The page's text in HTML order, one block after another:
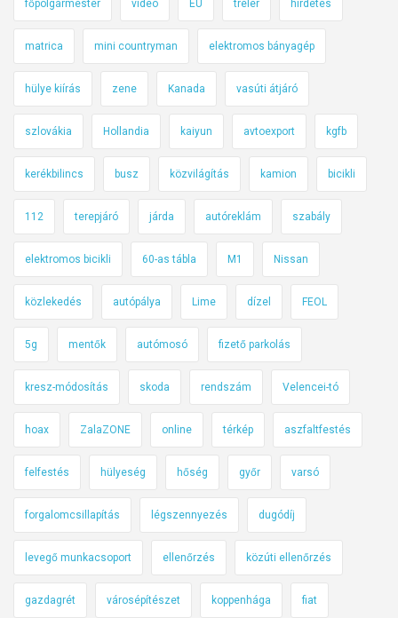
főpolgármester videó EU tréler hirdetés
matrica mini countryman elektromos bányagép
hülye kiírás zene Kanada vasúti átjáró
szlovákia Hollandia kaiyun avtoexport kgfb
kerékbilincs busz közvilágítás kamion bicikli
112 terepjáró járda autóreklám szabály
elektromos bicikli 60-as tábla M1 Nissan
közlekedés autópálya Lime dízel FEOL
5g mentők autómosó fizető parkolás
kresz-módosítás skoda rendszám Velencei-tó
hoax ZalaZONE online térkép aszfaltfestés
felfestés hülyeség hőség győr varsó
forgalomcsillapítás légszennyezés dugódíj
levegő munkacsoport ellenőrzés közúti ellenőrzés
gazdagrét városépítészet koppenhága fiat